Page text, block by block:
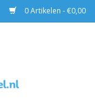
0 Artikelen - €0,00